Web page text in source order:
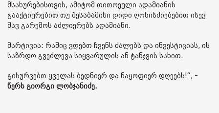
მსახურებისთვის, ამიტომ თითოეული ადამიანის
გააქტიურებით თუ შესაბამისი დიდი ღონისძიებებით ისევ
შავ გარემოს აძლიერებს ადამიანი.
მარტივია: რაშიც ვდებთ ჩვენს ძალებს და ინვესტიციას, ის
საზრდო გვეძლევა სიყვარულის ან ტანჯვის სახით.
გისურვებთ ყველას ბედნიერ და ნაყოფიერ დღეებს!“, -
წერს გიორგი ლობჯანიძე.